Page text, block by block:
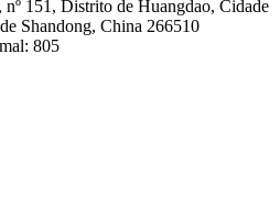
151, Distrito de Huangdao, Cidade
Shandong, China 266510
805